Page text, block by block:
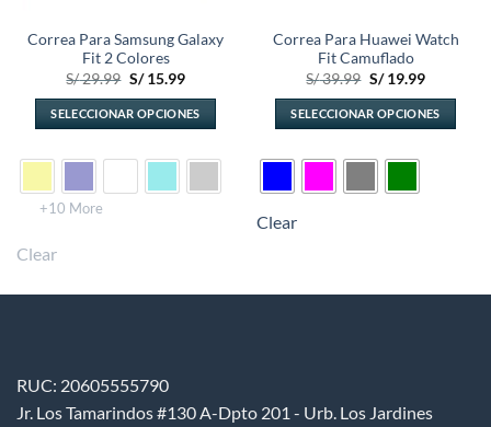
Correa Para Samsung Galaxy
Fit 2 Colores
S/29.99 El
original
era:
S/ 29.99.
S/15.99El
actual
es:
S/ 15.99.
SELECCIONAR OPCIONES
producto
se
la
página
+10 More
Clear
Correa Para Huawei Watch
Fit Camuflado
S/39.99 El
original
era:
S/ 39.99.
S/19.99El
actual
es:
S/ 19.99.
SELECCIONAR OPCIONES
producto
se
página
Clear
RUC: 20605555790
Jr. Los Tamarindos #130 A-Dpto 201 - Urb. Los Jardines